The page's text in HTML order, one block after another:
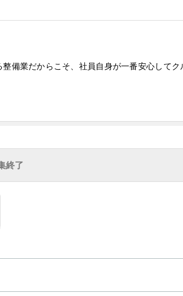
備業だからこそ、社員自身が一番安心して
終了